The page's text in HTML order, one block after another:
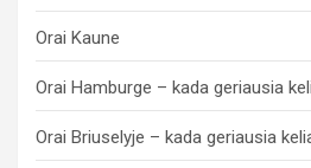
Orai Kaune
Orai Hamburge – kada geriausia
Orai Briuselyje – kada geriausia